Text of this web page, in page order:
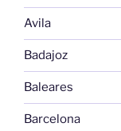
Avila
Badajoz
Baleares
Barcelona